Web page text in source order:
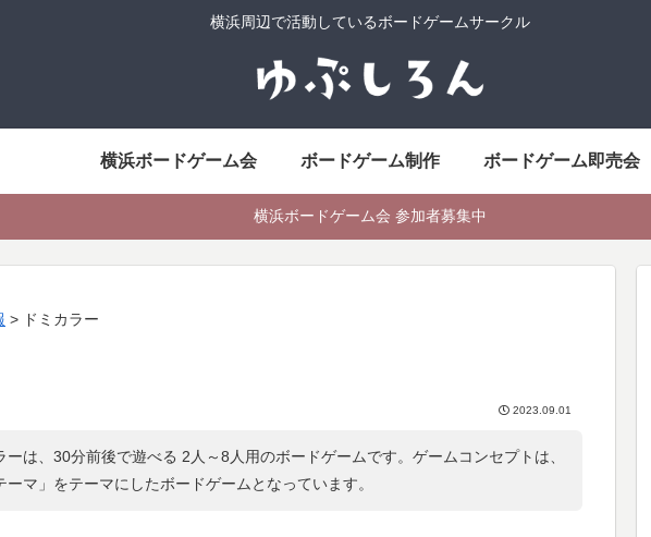
横浜周辺で活動しているボードゲームサークル
横浜ボードゲーム会 ボードゲーム制作 ボードゲーム即売会
横浜ボードゲーム会 参加者募集中
> ドミカラー
2023.09.01
ーは、30分前後で遊べる 2人～8人用のボードゲームです。ゲームコンセプトは、
ーマ 」をテーマにしたボードゲームとなっています。